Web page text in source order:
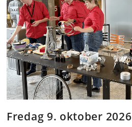
Fredag 9. oktober 2026